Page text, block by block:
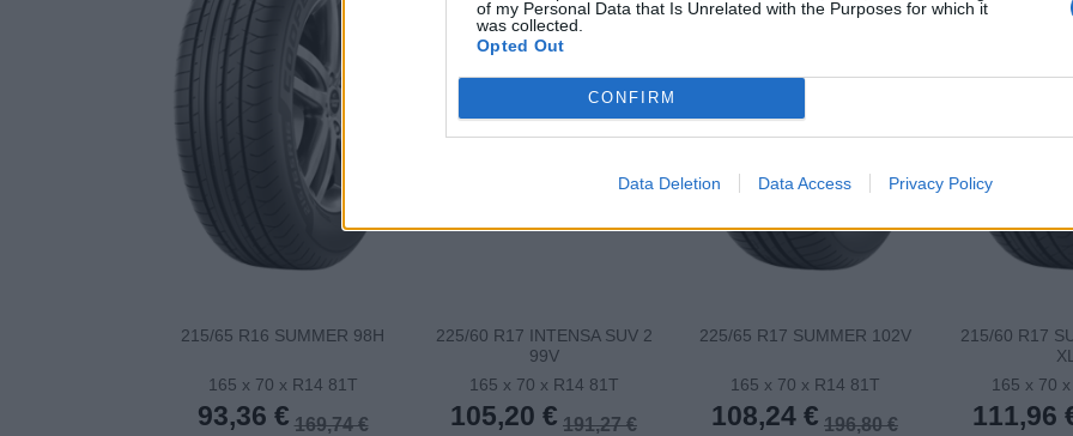
of my Personal Data that Is Unrelated with the Purposes for which it
was collected.
Opted Out
CONFIRM
Data Deletion Data Access Privacy Policy
215/65 R16 SUMMER 98H
165 x 70 x R14 81T
93,36 € 169,74 €
225/60 R17 INTENSA SUV 2
99V
165 x 70 x R14 81T
105,20 € 191,27 €
225/65 R17 SUMMER 102V
165 x 70 x R14 81T
108,24 € 196,80 €
215/60 R17
XL
165 x 70
111,96